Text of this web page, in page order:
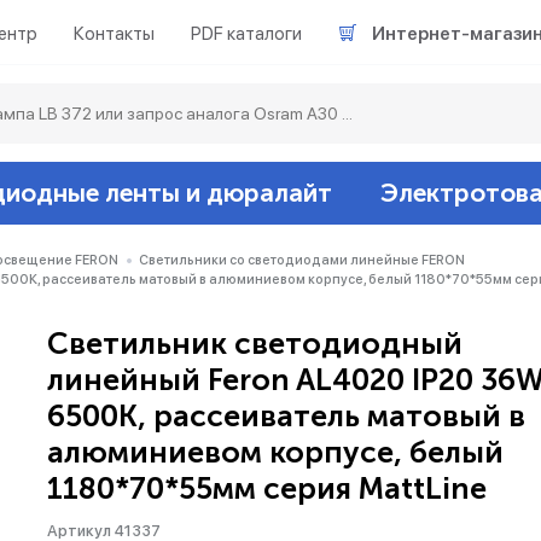
Контакты PDF каталоги Интернет-магазин
Светодиодные
Акцентное
Подсветка
ленты и дюралайт
Ленты
Аксессуары
Контроллеры для
Датчики
Эпра (балласты)
Гирлянды белт-
FERON
Светильники со светодиодами линейные FERON
рассеиватель матовый в алюминиевом корпусе, белый 1180*70*55мм
Светильник светодиодный
линейный Feron AL4020 IP20
6500К, рассеиватель матовый в
алюминиевом корпусе, белый
1180*70*55мм серия MattLine
Артикул 41337